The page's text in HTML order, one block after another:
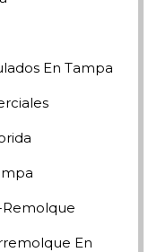
En Tampa
Remolque
En